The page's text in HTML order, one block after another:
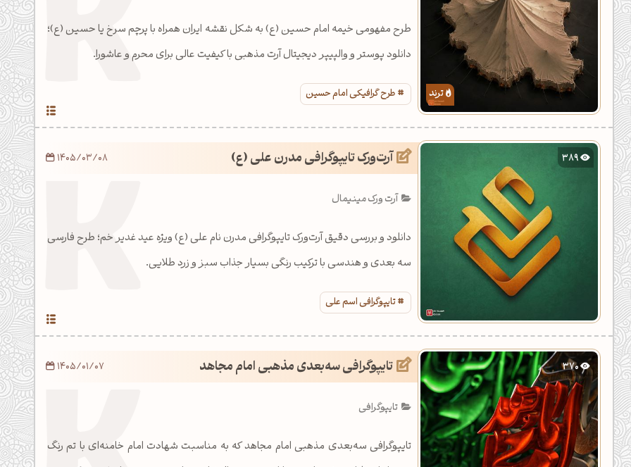
طرح مفهومی خیمه امام حسین (ع) به شکل نقشه ایران همراه با پرچم سرخ یا حسین (ع)؛
دانلود پوستر و والپیپر دیجیتال آرت مذهبی با کیفیت عالی برای محرم و عاشورا.
طرح گرافیکی امام حسین
389 آرت‌ورک تایپوگرافی مدرن علی (ع)
آرت ورک مینیمال
دانلود و بررسی دقیق آرت‌ورک تایپوگرافی مدرن نام علی (ع) ویژه عید غدیر خم؛ طرح فارسی
سه بعدی و هندسی با ترکیب رنگی بسیار جذاب سبز و زرد طلایی.
تایپوگرافی اسم علی
1405/03/08
370 تایپوگرافی سه‌بعدی مذهبی امام مجاهد
تایپوگرافی
تایپوگرافی سه‌بعدی مذهبی امام مجاهد که به مناسبت شهادت امام خامنه‌ای با تم رنگ
1405/01/07